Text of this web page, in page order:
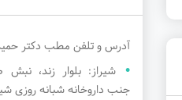
آدرس و تلفن مطب دکتر
شیراز: بلوار زند، نبش
جنب داروخانه شبانه روزی